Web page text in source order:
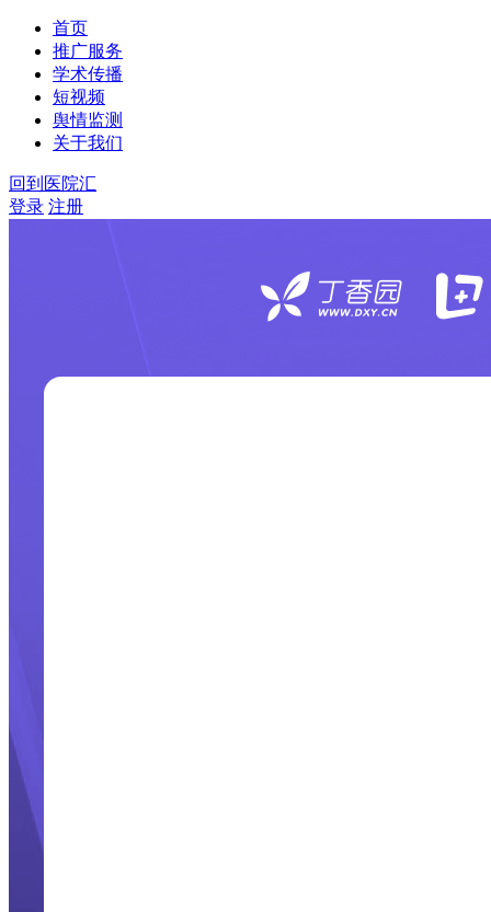
首页
推广服务
学术传播
短视频
舆情监测
关于我们
回到医院汇
登录 注册